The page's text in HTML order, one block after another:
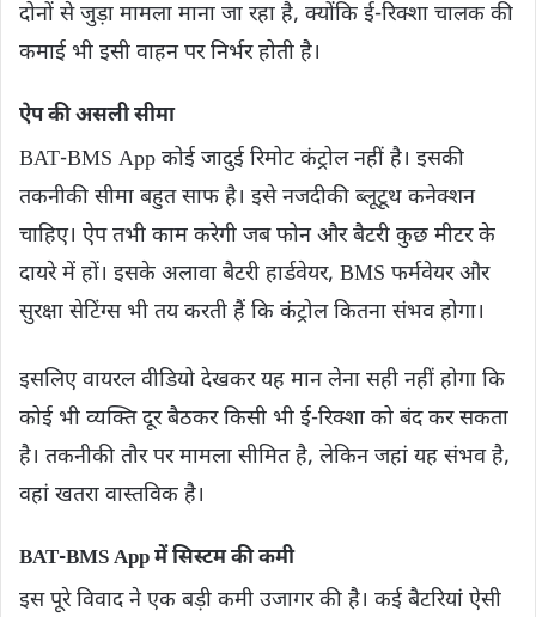
दोनों से जुड़ा मामला माना जा रहा है, क्योंकि ई-रिक्शा चालक की
कमाई भी इसी वाहन पर निर्भर होती है।
ऐप की असली सीमा
BAT-BMS App कोई जादुई रिमोट कंट्रोल नहीं है। इसकी
तकनीकी सीमा बहुत साफ है। इसे नजदीकी ब्लूटूथ कनेक्शन
चाहिए। ऐप तभी काम करेगी जब फोन और बैटरी कुछ मीटर के
दायरे में हों। इसके अलावा बैटरी हार्डवेयर, BMS फर्मवेयर और
सुरक्षा सेटिंग्स भी तय करती हैं कि कंट्रोल कितना संभव होगा।
इसलिए वायरल वीडियो देखकर यह मान लेना सही नहीं होगा कि
कोई भी व्यक्ति दूर बैठकर किसी भी ई-रिक्शा को बंद कर सकता
है। तकनीकी तौर पर मामला सीमित है, लेकिन जहां यह संभव है,
वहां खतरा वास्तविक है।
BAT-BMS App में सिस्टम की कमी
इस पूरे विवाद ने एक बड़ी कमी उजागर की है। कई बैटरियां ऐसी